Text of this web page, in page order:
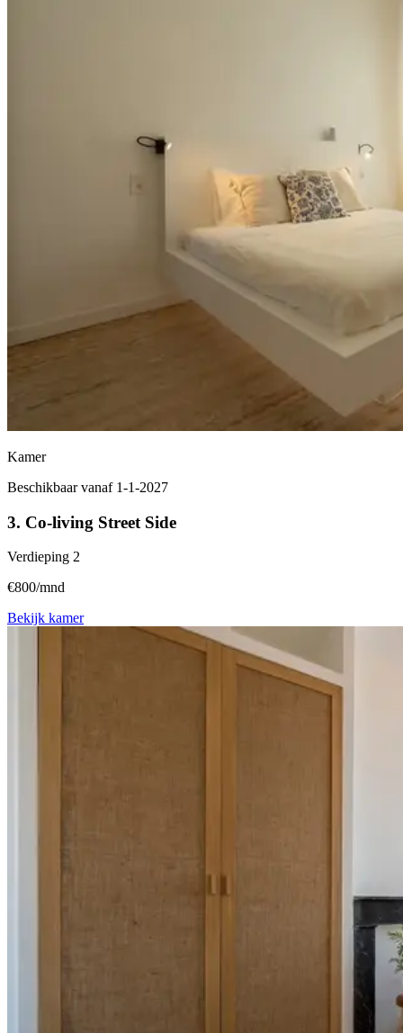
Kamer
Beschikbaar vanaf 1-1-2027
3. Co-living Street Side
Verdieping 2
€800/mnd
Bekijk kamer